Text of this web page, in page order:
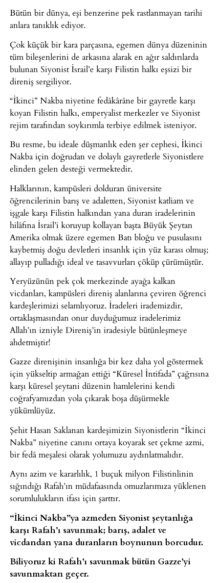
Bütün bir dünya, eşi benzerine pek rastlanmayan tarihi
anlara tanıklık ediyor.
Çok küçük bir kara parçasına, egemen dünya düzeninin
tüm bileşenlerini de arkasına alarak en ağır saldırılarda
bulunan Siyonist İsrail’e karşı Filistin halkı eşsizi bir
direniş sergiliyor.
“İkinci” Nakba niyetine fedâkârâne bir gayretle karşı
koyan Filistin halkı, emperyalist merkezler ve Siyonist
rejim tarafından soykırımla terbiye edilmek isteniyor.
Bu resme, bu ideale düşmanlık eden şer cephesi, İkinci
Nakba için doğrudan ve dolaylı gayretlerle Siyonistlere
elinden gelen desteği vermektedir.
Halklarının, kampüsleri dolduran üniversite
öğrencilerinin barış ve adaletten, Siyonist katliam ve
işgale karşı Filistin halkından yana duran iradelerinin
hilâfına İsrail’i koruyup kollayan başta Büyük Şeytan
Amerika olmak üzere egemen Batı bloğu ve pusulasını
kaybetmiş doğu devletleri insanlık için yüz karası olmuş;
allayıp pulladığı ideal ve tasavvurları çöküp çürümüştür.
Yeryüzünün pek çok merkezinde ayağa kalkan
vicdanları, kampüsleri direniş alanlarına çeviren öğrenci
kardeşlerimizi selamlıyoruz. İradeleri irademizdir,
ortaklaşmasından onur duyduğumuz iradelerimiz
Allah’ın izniyle Direniş’in iradesiyle bütünleşmeye
ahdetmiştir!
Gazze direnişinin insanlığa bir kez daha yol göstermek
için yükseltip armağan ettiği “Küresel İntifada” çağrısına
karşı küresel şeytani düzenin hamlelerini kendi
coğrafyamızdan yola çıkarak boşa düşürmekle
yükümlüyüz.
Şehit Hasan Saklanan kardeşimizin Siyonistlerin “İkinci
Nakba” niyetine canını ortaya koyarak set çekme azmi,
bir fedâ meşalesi olarak yolumuzu aydınlatmalıdır.
Aynı azim ve kararlılık, 1 buçuk milyon Filistinlinin
sığındığı Rafah’ın müdafaasında omuzlarımıza yüklenen
sorumlulukların ifası için şarttır.
“İkinci Nakba”ya azmeden Siyonist şeytanlığa
karşı Rafah’ı savunmak; barış, adalet ve
vicdandan yana duranların boynunun borcudur.
Biliyoruz ki Rafah’ı savunmak bütün Gazze’yi
savunmaktan geçer.